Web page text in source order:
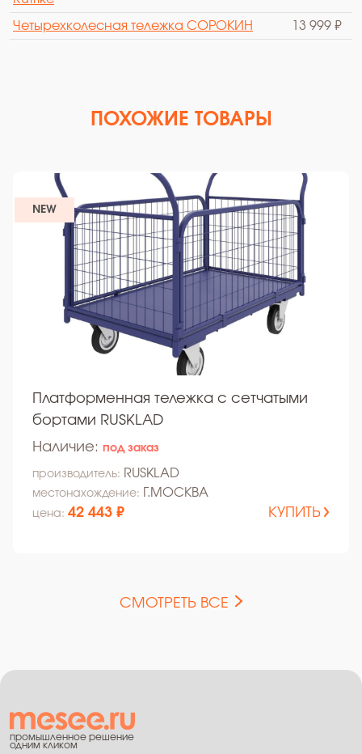
Четырехколесная тележка СОРОКИН 13 999 ₽
ПОХОЖИЕ ТОВАРЫ
NEW
Платформенная тележка с сетчатыми
бортами RUSKLAD
Наличие: под заказ
производитель: RUSKLAD
местонахождение: Г.МОСКВА
цена: 42 443 ₽ КУПИТЬ
СМОТРЕТЬ ВСЕ
промышленное решение
одним кликом